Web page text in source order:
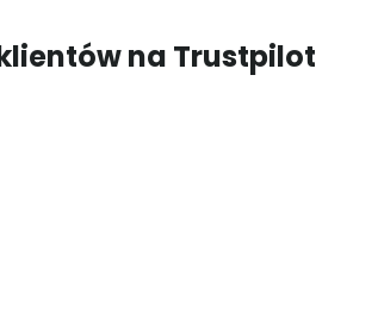
na Trustpilot